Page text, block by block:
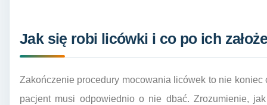
Jak się robi licówki i co po ich
Zakończenie procedury mocowania licówek to nie koniec
pacjent musi odpowiednio o nie dbać. Zrozumienie,